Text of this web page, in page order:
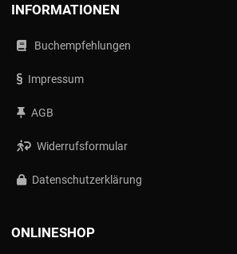
INFORMATIONEN
Buchempfehlungen
Impressum
AGB
Widerrufsformular
Datenschutzerklärung
ONLINESHOP